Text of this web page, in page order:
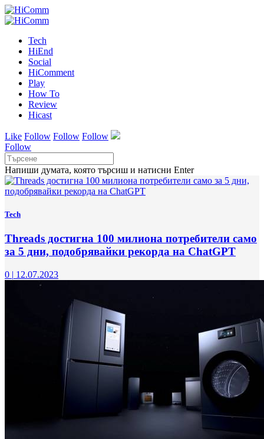
Tech
HiEnd
Social
HiComment
Play
How To
Review
Hicast
Like Follow Follow Follow
Follow
Напиши думата, която търсиш и натисни Enter
Tech
Threads достигна 100 милиона потребители само
за 5 дни, подобрявайки рекорда на ChatGPT
0 | 12.07.2023